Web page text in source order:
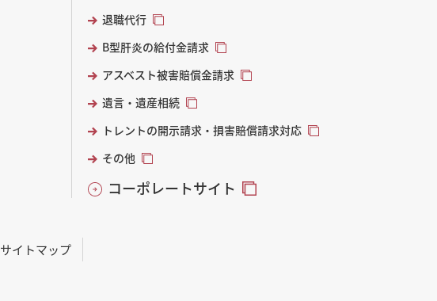
退職代行
B型肝炎の給付金請求
アスベスト被害賠償金請求
遺言・遺産相続
トレントの開示請求・損害賠償請求対応
その他
コーポレートサイト
サイトマップ